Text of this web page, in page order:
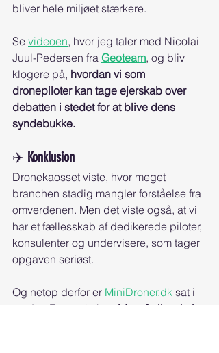
bliver hele miljøet stærkere.
Se videoen, hvor jeg taler med Nicolai
Juul-Pedersen fra Geoteam, og bliv
klogere på, hvordan vi som
dronepiloter kan tage ejerskab over
debatten i stedet for at blive dens
syndebukke.
✈️ Konklusion
Dronekaosset viste, hvor meget
branchen stadig mangler forståelse fra
omverdenen. Men det viste også, at vi
har et fællesskab af dedikerede piloter,
konsulenter og undervisere, som tager
opgaven seriøst.
Og netop derfor er MiniDroner.dk sat i
verden:For at skabe
viden, fællesskab